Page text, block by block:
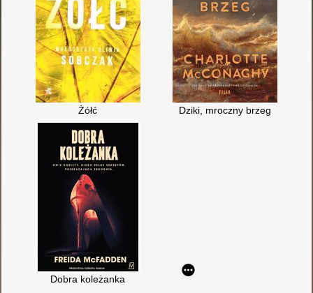
Żółć Dziki, mroczny brzeg
Dobra koleżanka